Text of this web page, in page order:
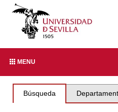
MENU
Búsqueda